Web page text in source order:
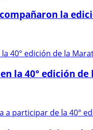
la
la 40° edición de